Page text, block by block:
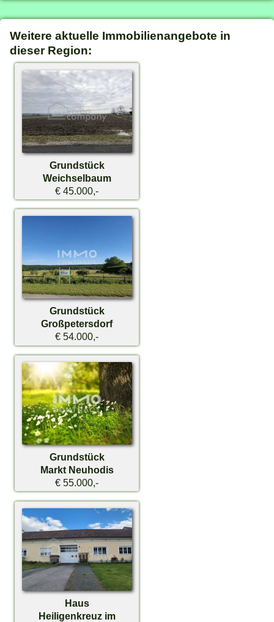
Weitere aktuelle Immobilienangebote in
dieser Region:
Grundstück
Weichselbaum
€ 45.000,-
Grundstück
Großpetersdorf
€ 54.000,-
Grundstück
Markt Neuhodis
€ 55.000,-
Haus
Heiligenkreuz im